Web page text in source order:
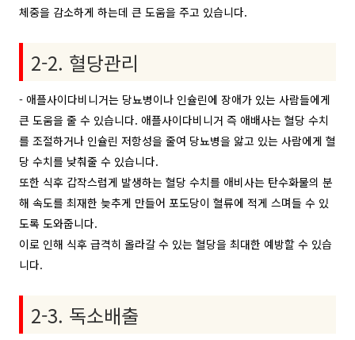
체중을 감소하게 하는데 큰 도움을 주고 있습니다.
2-2. 혈당관리
- 애플사이다비니거는 당뇨병이나 인슐린에 장애가 있는 사람들에게
큰 도움을 줄 수 있습니다. 애플사이다비니거 즉 애배사는 혈당 수치
를 조절하거나 인슐린 저항성을 줄여 당뇨병을 앓고 있는 사람에게 혈
당 수치를 낮춰줄 수 있습니다.
또한 식후 갑작스럽게 발생하는 혈당 수치를 애비사는 탄수화물의 분
해 속도를 최재한 늦추게 만들어 포도당이 혈류에 적게 스며들 수 있
도록 도와줍니다.
이로 인해 식후 급격히 올라갈 수 있는 혈당을 최대한 예방할 수 있습
니다.
2-3. 독소배출